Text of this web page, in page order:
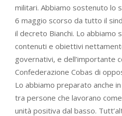
militari. Abbiamo sostenuto lo
6 maggio scorso da tutto il
il decreto Bianchi. Lo abbiamo
contenuti e obiettivi
governativi, e dell’importante
Confederazione Cobas di
Lo abbiamo preparato anche
tra persone che lavorano
unità positiva dal basso.